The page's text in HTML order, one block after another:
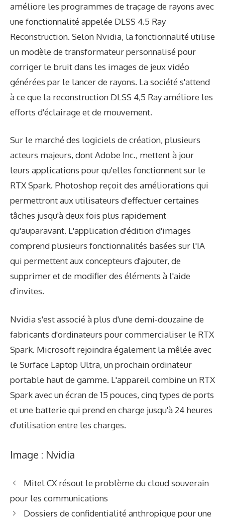
améliore les programmes de traçage de rayons avec
une fonctionnalité appelée DLSS 4.5 Ray
Reconstruction. Selon Nvidia, la fonctionnalité utilise
un modèle de transformateur personnalisé pour
corriger le bruit dans les images de jeux vidéo
générées par le lancer de rayons. La société s'attend
à ce que la reconstruction DLSS 4,5 Ray améliore les
efforts d'éclairage et de mouvement.
Sur le marché des logiciels de création, plusieurs
acteurs majeurs, dont Adobe Inc., mettent à jour
leurs applications pour qu'elles fonctionnent sur le
RTX Spark. Photoshop reçoit des améliorations qui
permettront aux utilisateurs d'effectuer certaines
tâches jusqu'à deux fois plus rapidement
qu'auparavant. L'application d'édition d'images
comprend plusieurs fonctionnalités basées sur l'IA
qui permettent aux concepteurs d'ajouter, de
supprimer et de modifier des éléments à l'aide
d'invites.
Nvidia s'est associé à plus d'une demi-douzaine de
fabricants d'ordinateurs pour commercialiser le RTX
Spark. Microsoft rejoindra également la mêlée avec
le Surface Laptop Ultra, un prochain ordinateur
portable haut de gamme. L'appareil combine un RTX
Spark avec un écran de 15 pouces, cinq types de ports
et une batterie qui prend en charge jusqu'à 24 heures
d'utilisation entre les charges.
Image : Nvidia
Mitel CX résout le problème du cloud souverain
pour les communications
Dossiers de confidentialité anthropique pour une